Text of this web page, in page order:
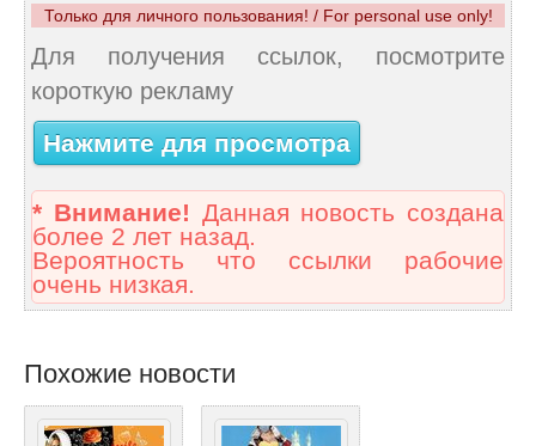
Только для личного пользования! / For personal use only!
Для получения ссылок, посмотрите
короткую рекламу
Нажмите для просмотра
* Внимание! Данная новость создана
более 2 лет назад.
Вероятность что ссылки рабочие
очень низкая.
Похожие новости